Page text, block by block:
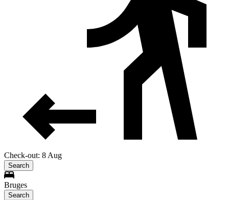
Check-out: 8 Aug
Search
Bruges
Search